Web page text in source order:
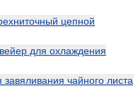
цепной
для охлаждения
завяливания чайного листа